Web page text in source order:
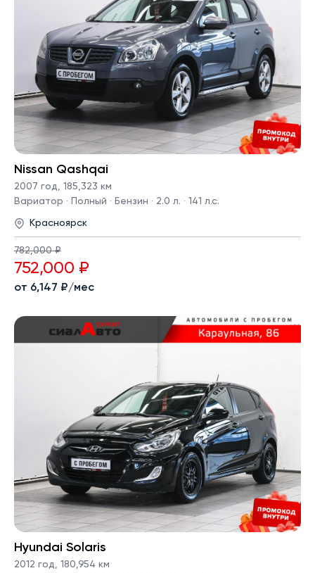
Nissan Qashqai
2007 год, 185,323 км
Вариатор · Полный · Бензин · 2.0 л. · 141 л.с.
Красноярск
782,000 ₽
752,000 ₽
от 6,147 ₽/мес
Hyundai Solaris
2012 год
180,954 км